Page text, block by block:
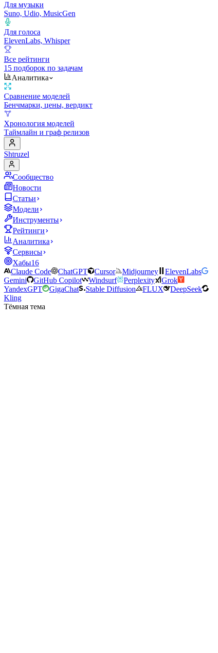
Для музыки
Suno, Udio, MusicGen
Для голоса
ElevenLabs, Whisper
Все рейтинги
15 подборок по задачам
Аналитика
Сравнение моделей
Бенчмарки, цены, вердикт
Хронология моделей
Таймлайн и граф релизов
Shtruzel
Сообщество
Новости
Статьи
Модели
Инструменты
Рейтинги
Аналитика
Сервисы
Хабы16
Claude Code
ChatGPT Cursor Midjourney
ElevenLabs
Gemini
GitHub Copilot Windsurf Perplexity
Grok
YandexGPT
GigaChat Stable Diffusion FLUX
DeepSeek
Kling
Тёмная тема